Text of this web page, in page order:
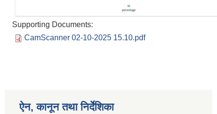
Supporting Documents:
CamScanner 02-10-2025 15.10.pdf
ऐन, कानून तथा निर्देशिका